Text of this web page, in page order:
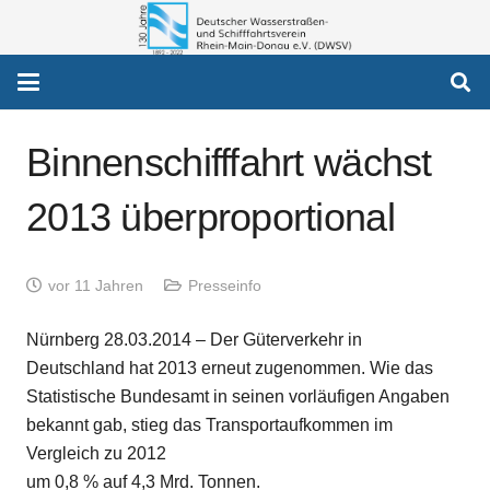
Binnenschifffahrt wächst
2013 überproportional
vor 11 Jahren Presseinfo
Nürnberg 28.03.2014 – Der Güterverkehr in
Deutschland hat 2013 erneut zugenommen. Wie das
Statistische Bundesamt in seinen vorläufigen Angaben
bekannt gab, stieg das Transportaufkommen im
Vergleich zu 2012
um 0,8 % auf 4,3 Mrd. Tonnen.